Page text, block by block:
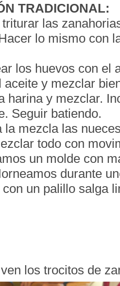
TRADICIONAL:
las
lo mismo con
los huevos con el
aceite y mezclar
harina y mezclar.
Seguir batiendo.
la mezcla las
todo con
un molde con
durante
un palillo salga
los trocitos de